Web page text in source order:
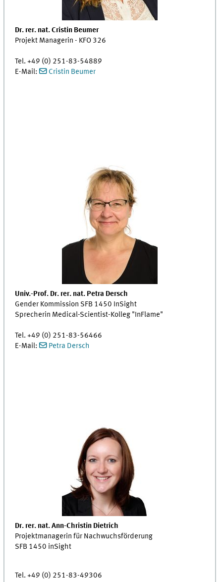
Dr. rer. nat. Cristin Beumer
Projekt Managerin - KFO 326
Tel. +49 (0) 251-83-54889
E-Mail:
Cristin Beumer
Univ.-Prof. Dr. rer. nat. Petra Dersch
Gender Kommission SFB 1450 InSight
Sprecherin Medical-Scientist-Kolleg "InFlame"
Tel. +49 (0) 251-83-56466
E-Mail:
Petra Dersch
Dr. rer. nat. Ann-Christin Dietrich
Projektmanagerin für Nachwuchsförderung
SFB 1450 inSight
Tel. +49 (0) 251-83-49306